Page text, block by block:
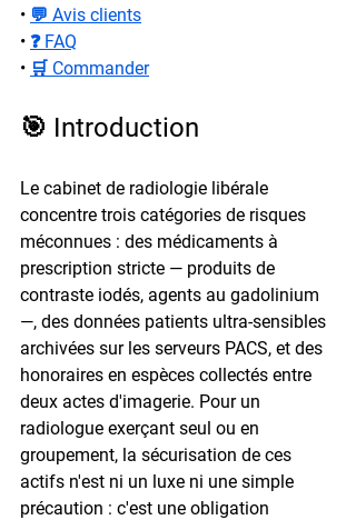
• 💬 Avis clients
• ❓ FAQ
• 🛒 Commander
🎯 Introduction
Le cabinet de radiologie libérale
concentre trois catégories de risques
méconnues : des médicaments à
prescription stricte — produits de
contraste iodés, agents au gadolinium
—, des données patients ultra-sensibles
archivées sur les serveurs PACS, et des
honoraires en espèces collectés entre
deux actes d'imagerie. Pour un
radiologue exerçant seul ou en
groupement, la sécurisation de ces
actifs n'est ni un luxe ni une simple
précaution : c'est une obligation